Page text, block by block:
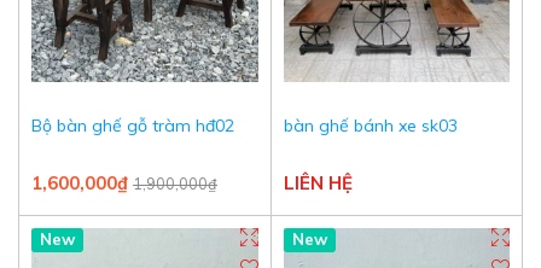
Bộ bàn ghế gỗ tràm hđ02
1,900,000₫
1,600,000₫
bàn ghế bánh xe sk03
LIÊN HỆ
New New